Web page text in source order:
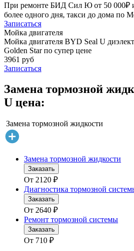
При ремонте БИД Сил Ю от 50 000₽
более одного дня, такси до дома по
Записаться
Мойка двигателя
Мойка двигателя BYD Seal U
Golden Star по супер цене
3961 руб
Записаться
Замена тормозной
U цена:
Замена тормозной жидкости
Замена тормозной жидкости
Заказать
От 2120 ₽
Диагностика тормозной
Заказать
От 2640 ₽
Ремонт тормозной системы
Заказать
От 710 ₽